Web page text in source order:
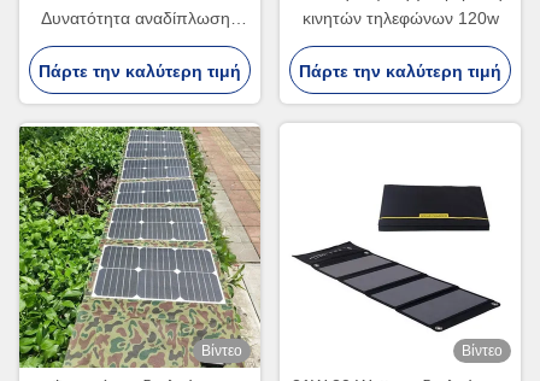
Δυνατότητα αναδίπλωσης
Ηλιακών Πανελών
Πάρτε την καλύτερη τιμή
κινητών τηλεφώνων 120w
Πάρτε την καλύτερη τιμή
Βίντεο Βίντεο